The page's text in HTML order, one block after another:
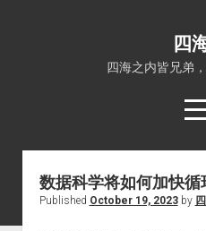
四
四海之内皆兄弟
首
四海
数据科学将如何加快循
Published October 19, 2023by